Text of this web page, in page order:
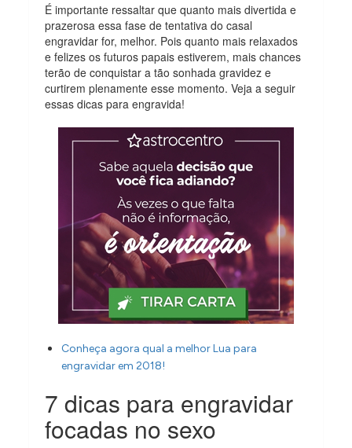
É importante ressaltar que quanto mais divertida e
prazerosa essa fase de tentativa do casal
engravidar for, melhor. Pois quanto mais relaxados
e felizes os futuros papais estiverem, mais chances
terão de conquistar a tão sonhada gravidez e
curtirem plenamente esse momento. Veja a seguir
essas dicas para engravida!
Conheça agora qual a melhor Lua para
engravidar em 2018!
7 dicas para engravidar
focadas no sexo